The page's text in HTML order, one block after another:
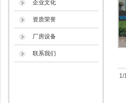
企业文化
资质荣誉
厂房设备
联系我们